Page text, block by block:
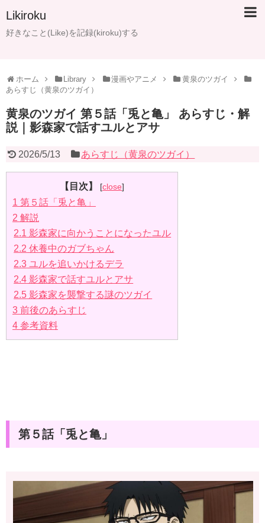
Likiroku
好きなこと(Like)を記録(kiroku)する
ホーム Library 漫画やアニメ
黄泉のツガイ
あらすじ（黄泉のツガイ）
黄泉のツガイ 第５話「兎と亀」 あらすじ・解
説｜影森家で話すユルとアサ
2026/5/13 あらすじ（黄泉のツガイ）
【目次】 [close]
1 第５話「兎と亀」
2 解説
2.1 影森家に向かうことになったユル
2.2 休養中のガブちゃん
2.3 ユルを追いかけるデラ
2.4 影森家で話すユルとアサ
2.5 影森家を襲撃する謎のツガイ
3 前後のあらすじ
4 参考資料
第５話「兎と亀」